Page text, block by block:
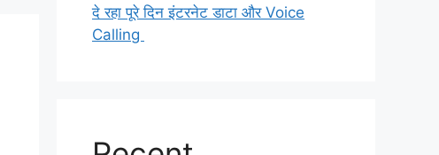
दे रहा पूरे दिन इंटरनेट डाटा और Voice
Calling